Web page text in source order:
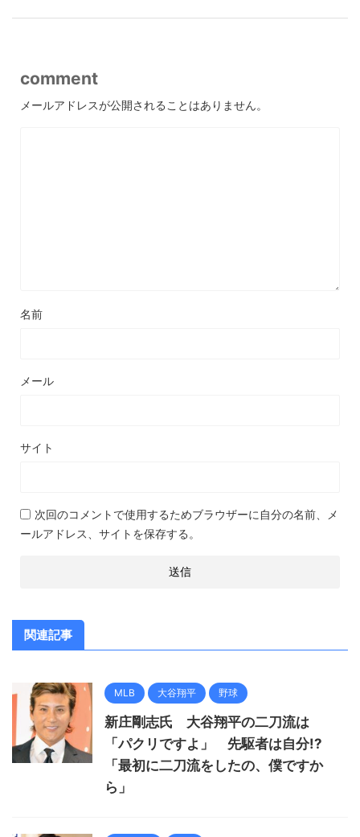
comment
メールアドレスが公開されることはありません。
名前
メール
サイト
次回のコメントで使用するためブラウザーに自分の名前、メ
ールアドレス、サイトを保存する。
関連記事
MLB 大谷翔平 野球
新庄剛志氏 大谷翔平の二刀流は
「パクリですよ」 先駆者は自分!?
「最初に二刀流をしたの、僕ですか
ら」